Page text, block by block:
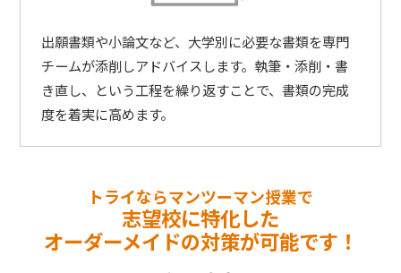
出願書類や小論文など、大学別に必要な書類を専門
チームが添削しアドバイスします。執筆・添削・書
き直し、という工程を繰り返すことで、書類の完成
度を着実に高めます。
トライならマンツーマン授業で
志望校に特化した
オーダーメイドの対策が可能です！